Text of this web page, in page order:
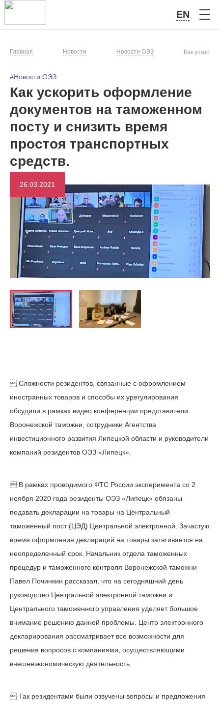
EN
Главная Новости Новости ОЭЗ Как
#Новости ОЭЗ
Как ускорить оформление
документов на таможенном
посту и снизить время
простоя транспортных
средств.
26.03.2021
 Сложности резидентов, связанные с оформлением
иностранных товаров и способы их урегулирования
обсудили в рамках видео конференции представители
Воронежской таможни, сотрудники Агентства
инвестиционного развития Липецкой области и руководители
компаний резидентов ОЭЗ «Липецк».​ ​
 В рамках проводимого ФТС России эксперимента со 2
ноября 2020 года резиденты ОЭЗ «Липецк» обязаны
подавать декларации на товары на Центральный
таможенный пост (ЦЭД) Центральной электронной. Зачастую
время оформления деклараций на товары затягивается на
неопределенный срок.​ Начальник отдела таможенных
процедур и таможенного контроля Воронежской таможни
Павел Починкин рассказал, что на сегодняшний день
руководство Центральной электронной таможни и
Центрального таможенного управления уделяет большое
внимание решению данной проблемы. Центр электронного
декларирования рассматривает все возможности для
решения вопросов с компаниями, осуществляющими
внешнеэкономическую деятельность.​
 Так резидентами были озвучены вопросы и предложения